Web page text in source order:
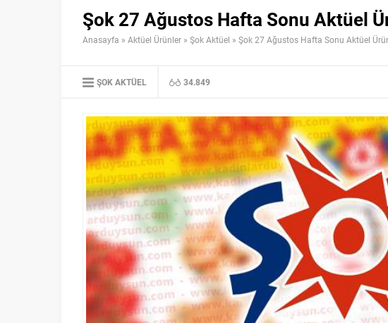
Şok 27 Ağustos Hafta Sonu Aktüel
Anasayfa » Aktüel Ürünler » Şok Aktüel » Şok 27 Ağustos Hafta Sonu Aktüel
ŞOK AKTÜEL 34.849